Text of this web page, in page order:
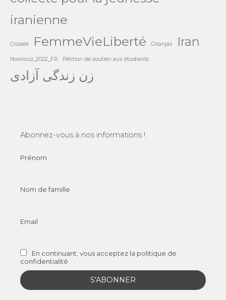
iranienne
Croisée FemmeVieLiberté Gitanjali Iran
Nowrouz_2022_FR Pétition de soutien aux étudiants
زن زندگی آزادی
Abonnez-vous à nos informations !
Prénom
Nom de famille
Email
En continuant, vous acceptez la politique de
confidentialité